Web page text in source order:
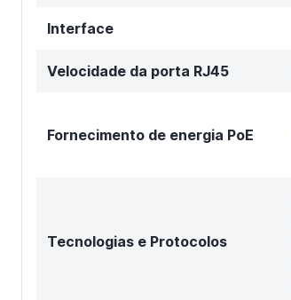
Interface
Velocidade da porta RJ45
Fornecimento de energia PoE
Tecnologias e Protocolos